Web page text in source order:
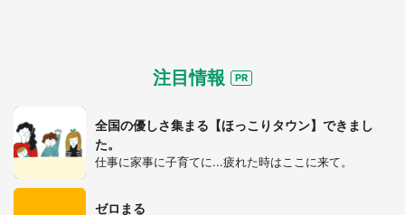
注目情報
全国の優しさ集まる【ほっこりタウン】できまし
た。
仕事に家事に子育てに...疲れた時はここに来て。
ゼロまる